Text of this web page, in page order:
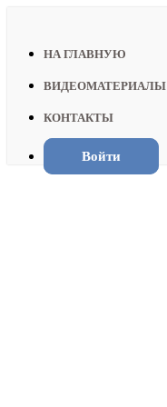
НА ГЛАВНУЮ
ВИДЕОМАТЕРИАЛЫ
КОНТАКТЫ
Войти